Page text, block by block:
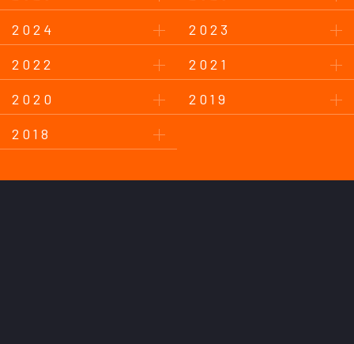
2024
2023
2022
2021
2020
2019
2018